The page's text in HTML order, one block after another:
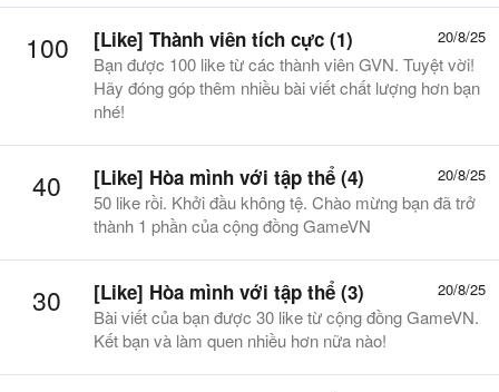
100 20/8/25
[Like] Thành viên tích cực (1)
Bạn được 100 like từ các thành viên GVN. Tuyệt vời!
Hãy đóng góp thêm nhiều bài viết chất lượng hơn bạn
nhé!
40 20/8/25
[Like] Hòa mình với tập thể (4)
50 like rồi. Khởi đầu không tệ. Chào mừng bạn đã trở
thành 1 phần của cộng đồng GameVN
30 20/8/25
[Like] Hòa mình với tập thể (3)
Bài viết của bạn được 30 like từ cộng đồng GameVN.
Kết bạn và làm quen nhiều hơn nữa nào!